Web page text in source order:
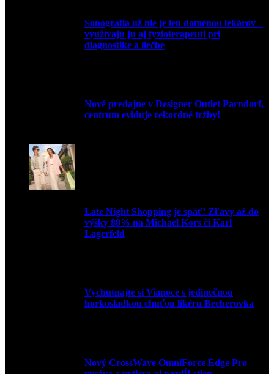
Sonografia už nie je len doménou lekárov –
využívajú ju aj fyzioterapeuti pri
diagnostike a liečbe
Nové predajne v Designer Outlet Parndorf,
centrum eviduje rekordné tržby!
Late Night Shopping je späť! Zľavy až do
výšky 80% na Michael Kors či Karl
Lagerfeld
Vychutnajte si Vianoce s jedinečnou
horkosladkou chuťou likéru Becherovka
Nový CrossWave OmniForce Edge Pro